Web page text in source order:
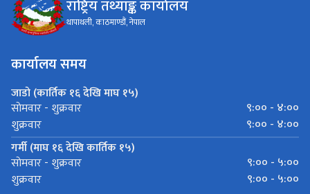
राष्ट्रिय तथ्याङ्क कार्यालय
थापाथली, काठमाण्डौं, नेपाल
कार्यालय समय
जाडो (कार्तिक १६ देखि माघ १५)
साेमवार - शुक्रवार
९:०० - ४:००
शुक्रवार
९:०० - ४:००
गर्मी (माघ १६ देखि कार्तिक १५)
साेमवार - शुक्रवार
९:०० - ५:००
शुक्रवार
९:०० - ५:००